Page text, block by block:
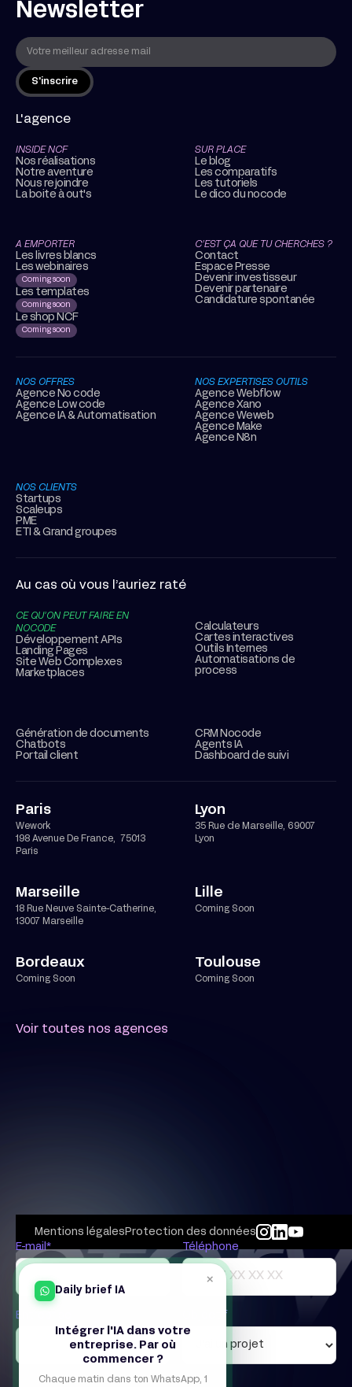
Newsletter
L'agence
INSIDE NCF
Nos réalisations
Notre aventure
Nous rejoindre
La boite à out's
SUR PLACE
Le blog
Les comparatifs
Les tutoriels
Le dico du nocode
A EMPORTER
Les livres blancs
Les webinaires
Coming soon
Les templates
Coming soon
Le shop NCF
Coming soon
C’EST ÇA QUE TU CHERCHES ?
Contact
Espace Presse
Devenir investisseur
Devenir partenaire
Candidature spontanée
NOS OFFRES
Agence No code
Agence Low code
Agence IA & Automatisation
NOS EXPERTISES OUTILS
Agence Webflow
Agence Xano
Agence Weweb
Agence Make
Agence N8n
NOS CLIENTS
Startups
Scaleups
PME
ETI & Grand groupes
Au cas où vous l’auriez raté
CE QU’ON PEUT FAIRE EN
NOCODE
Développement APIs
Landing Pages
Site Web Complexes
Marketplaces
Calculateurs
Cartes interactives
Outils Internes
Automatisations de
process
Génération de documents
Chatbots
Portail client
CRM Nocode
Agents IA
Dashboard de suivi
Paris
Wework
198 Avenue De France, 75013
Paris
Lyon
35 Rue de Marseille, 69007
Lyon
Marseille
18 Rue Neuve Sainte-Catherine,
13007 Marseille
Lille
Coming Soon
Bordeaux
Coming Soon
Toulouse
Coming Soon
Voir toutes nos agences
Mentions légales Protection des données
E-mail*
Téléphone
Entreprise Objectif
×
Daily brief IA
Intégrer l'IA dans votre
entreprise. Par où
commencer ?
Chaque matin dans ton WhatsApp, 1